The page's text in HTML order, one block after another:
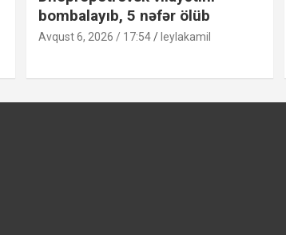
bombalayıb, 5 nəfər ölüb
Avqust 6, 2026 / 17:54 leylakamil